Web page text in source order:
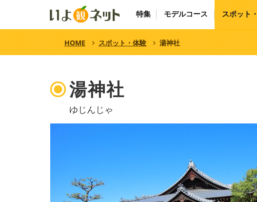
特集 モデルコース スポット
HOME スポット・体験 湯神社
湯神社
ゆじんじゃ